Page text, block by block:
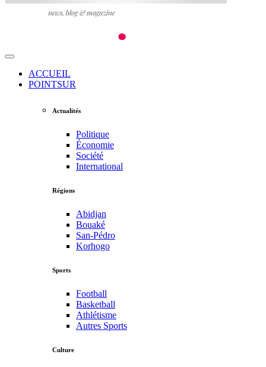
ACCUEIL
POINTSUR
Actualités
Politique
Économie
Société
International
Régions
Abidjan
Bouaké
San-Pédro
Korhogo
Sports
Football
Basketball
Athlétisme
Autres Sports
Culture